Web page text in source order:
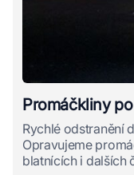
Promáčkliny
Rychlé odstranění
Opravujeme
blatnících i dalších